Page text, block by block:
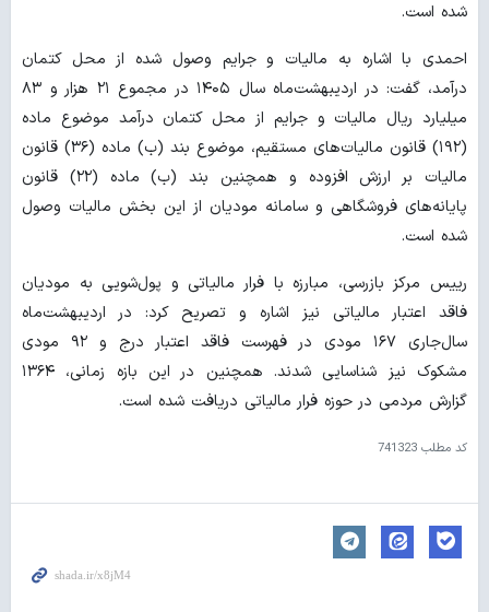
شده است.
احمدی با اشاره به مالیات‌ و جرایم وصول شده از محل کتمان
درآمد، گفت: در اردیبهشت‌ماه سال‌ ۱۴۰۵ در مجموع ۲۱ هزار و ۸۳
میلیارد ریال مالیات و جرایم از محل کتمان درآمد موضوع ماده
(۱۹۲) قانون مالیات‌های مستقیم، موضوع بند (ب) ماده (۳۶) قانون
مالیات بر ارزش افزوده و همچنین بند (ب) ماده (۲۲) قانون
پایانه‌های فروشگاهی و سامانه مودیان از این بخش مالیات وصول
شده است.
رییس مرکز بازرسی، مبارزه با فرار مالیاتی و پول‌شویی به مودیان
فاقد اعتبار مالیاتی نیز اشاره و تصریح کرد: در اردیبهشت‌ماه
سال‌جاری ۱۶۷ مودی در فهرست فاقد اعتبار درج و ۹۲ مودی
مشکوک نیز شناسایی شدند. همچنین در این بازه زمانی، ۱۳۶۴
گزارش مردمی در حوزه فرار مالیاتی دریافت شده است.
کد مطلب 741323